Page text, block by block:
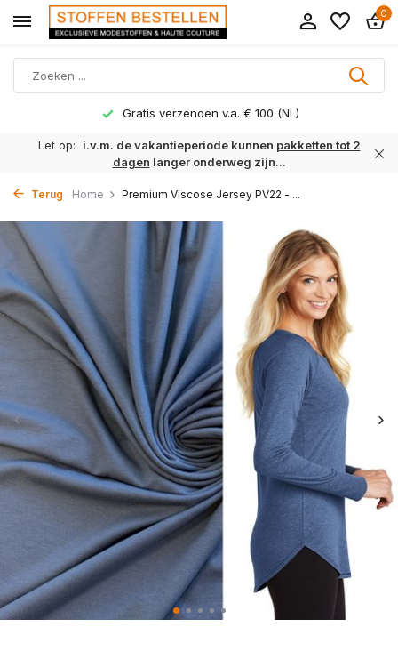
0
Gratis verzenden v.a. € 100 (NL)
Let op: i.v.m. de vakantieperiode kunnen pakketten tot 2
dagen langer onderweg zijn...
Terug Home Premium Viscose Jersey PV22 - ...